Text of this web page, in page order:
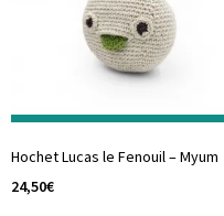
Hochet Lucas le Fenouil – Myum
24,50€